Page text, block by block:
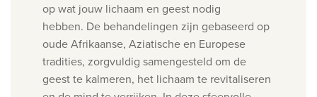
op wat jouw lichaam en geest nodig
hebben. De behandelingen zijn gebaseerd op
oude Afrikaanse, Aziatische en Europese
tradities, zorgvuldig samengesteld om de
geest te kalmeren, het lichaam te revitaliseren